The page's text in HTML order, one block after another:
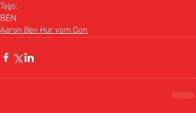
Tags:
BEN
Aaron Ben Hur vom Don